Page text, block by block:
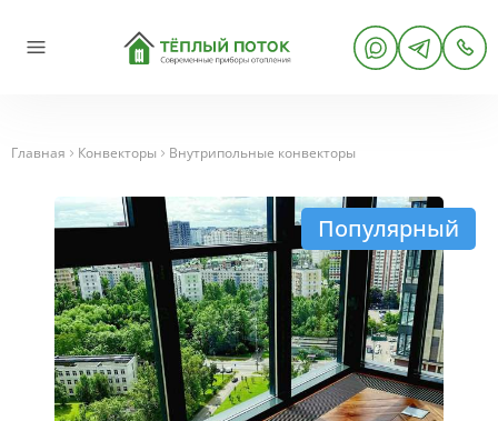
Главная Конвекторы Внутрипольные конвекторы
Популярный